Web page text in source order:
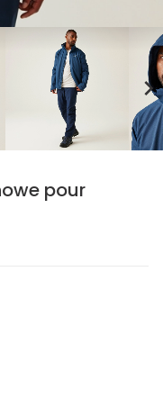
chevron_right
pour